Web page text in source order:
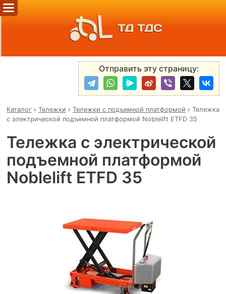
ТД ТДС
Отправить эту страницу:
Каталог› Тележки › Тележки с подъемной платформой › Тележка
с электрической подъемной платформой Noblelift ETFD 35
Тележка с электрической
подъемной платформой
Noblelift ETFD 35